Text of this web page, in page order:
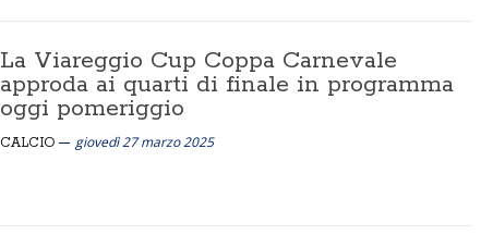
La Viareggio Cup Coppa Carnevale
approda ai quarti di finale in programma
oggi pomeriggio
CALCIO giovedì 27 marzo 2025